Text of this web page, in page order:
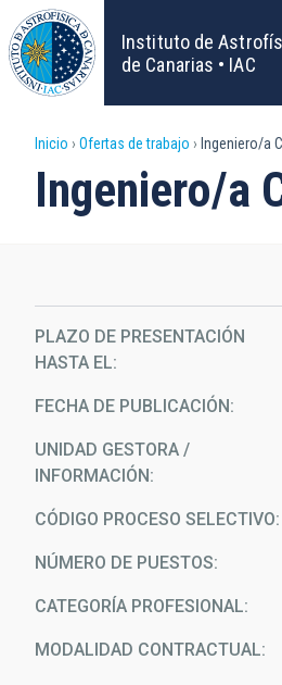
Pasar
al
contenido
principal
Instituto de
de Canarias • IAC
Sobrescribir
enlaces
ayuda
a
la
navegación
Inicio Ofertas de trabajo Ingeniero/a
Ingeniero/a
PLAZO DE PRESENTACIÓN
HASTA EL
FECHA DE PUBLICACIÓN
UNIDAD GESTORA /
INFORMACIÓN
CÓDIGO PROCESO SELECTIVO
NÚMERO DE PUESTOS
CATEGORÍA PROFESIONAL
MODALIDAD CONTRACTUAL